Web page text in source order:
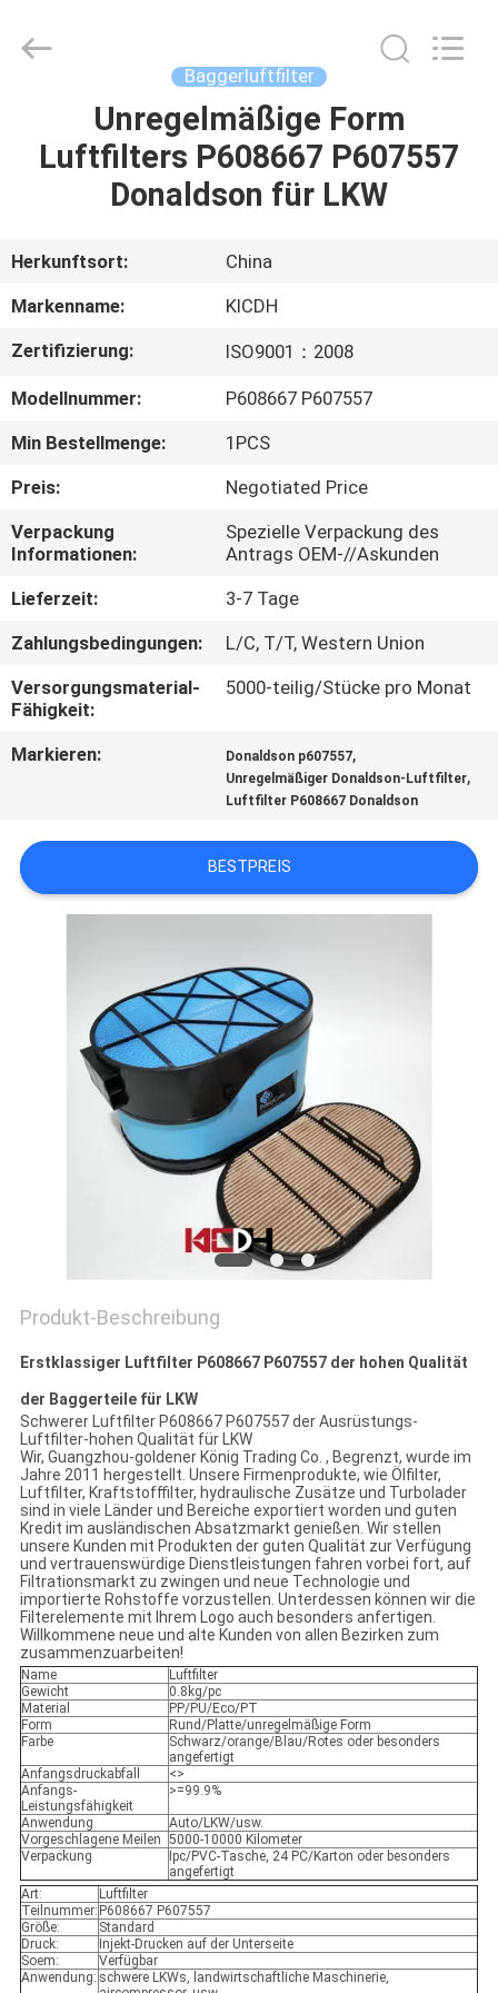
PRODUKTE
ÜBER
UNS
FABRIK-
AUSFLUG
QUALITÄTSKONTROLLE
SITEMAP
POLICY
Services
Co.,Ltd..
Baggerluftfilter
Unregelmäßige Form
Luftfilters P608667 P607557
Donaldson für LKW
Herkunftsort:
China
Markenname:
KICDH
Zertifizierung:
ISO9001：2008
Modellnummer:
P608667 P607557
Min Bestellmenge:
1PCS
Preis:
Negotiated Price
Verpackung
Informationen:
Spezielle Verpackung des
Antrags OEM-//Askunden
Lieferzeit:
3-7 Tage
Zahlungsbedingungen:
L/C, T/T, Western Union
Versorgungsmaterial-
Fähigkeit:
5000-teilig/Stücke pro Monat
Markieren: Donaldson p607557,
Unregelmäßiger Donaldson-Luftfilter,
Luftfilter P608667 Donaldson
BESTPREIS
Produkt-Beschreibung
Erstklassiger Luftfilter P608667 P607557 der hohen Qualität
der Baggerteile für LKW
Schwerer Luftfilter P608667 P607557 der Ausrüstungs-
Luftfilter-hohen Qualität für LKW
Wir, Guangzhou-goldener König Trading Co. , Begrenzt, wurde im
Jahre 2011 hergestellt. Unsere Firmenprodukte, wie Ölfilter,
Luftfilter, Kraftstofffilter, hydraulische Zusätze und Turbolader
sind in viele Länder und Bereiche exportiert worden und guten
Kredit im ausländischen Absatzmarkt genießen. Wir stellen
unsere Kunden mit Produkten der guten Qualität zur Verfügung
und vertrauenswürdige Dienstleistungen fahren vorbei fort, auf
Filtrationsmarkt zu zwingen und neue Technologie und
importierte Rohstoffe vorzustellen. Unterdessen können wir die
Filterelemente mit Ihrem Logo auch besonders anfertigen.
Willkommene neue und alte Kunden von allen Bezirken zum
zusammenzuarbeiten!
Name
Luftfilter
Gewicht
0.8kg/pc
Material
PP/PU/Eco/PT
Form
Rund/Platte/unregelmäßige Form
Farbe
Schwarz/orange/Blau/Rotes oder besonders
angefertigt
Anfangsdruckabfall
<>
Anfangs-
Leistungsfähigkeit
>=99.9%
Anwendung
Auto/LKW/usw.
Vorgeschlagene Meilen 5000-10000 Kilometer
Verpackung
Ipc/PVC-Tasche, 24 PC/Karton oder besonders
angefertigt
Art:
Luftfilter
Teilnummer: P608667 P607557
Größe:
Standard
Druck:
Injekt-Drucken auf der Unterseite
Soem:
Verfügbar
Anwendung: schwere LKWs, landwirtschaftliche Maschinerie,